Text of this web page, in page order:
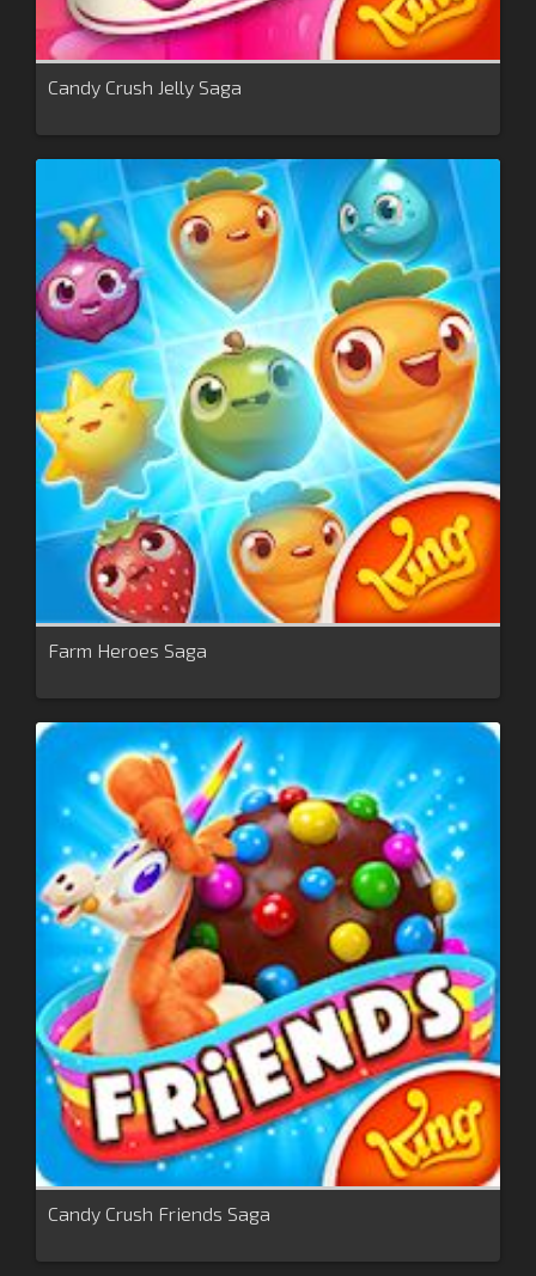
Candy Crush Jelly Saga
Farm Heroes Saga
Candy Crush Friends Saga